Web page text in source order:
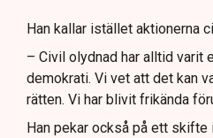
Han kallar istället aktionerna
– Civil olydnad har alltid varit
demokrati. Vi vet att det kan
rätten. Vi har blivit frikända
Han pekar också på ett